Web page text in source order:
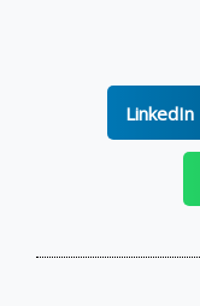
LinkedIn